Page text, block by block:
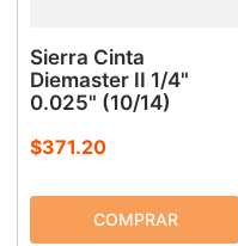
Sierra Cinta
Diemaster II 1/4"
0.025" (10/14)
$371.20